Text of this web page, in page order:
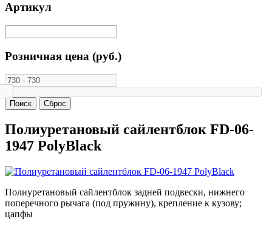
Артикул
Розничная цена (руб.)
Полиуретановый сайлентблок FD-06-
1947 PolyBlack
Полиуретановый сайлентблок задней подвески, нижнего
поперечного рычага (под пружину), крепление к кузову;
цапфы